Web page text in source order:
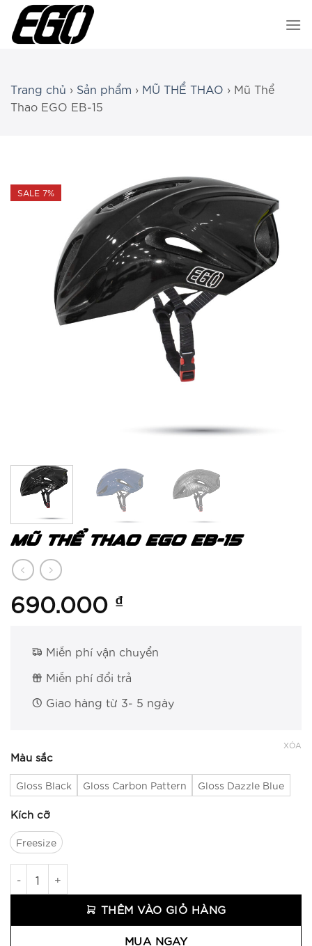
Chuyển
đến
nội
Trang chủ › Sản phẩm › MŨ THỂ THAO › Mũ Thể
Thao EGO EB-15
SALE 7%
MŨ THỂ THAO EGO EB-15
690.000 ₫
Miễn phí vận chuyển
Miễn phí đổi trả
Giao hàng từ 3- 5 ngày
Màu sắc
Gloss Black Gloss Carbon Pattern Gloss Dazzle Blue
Kích cỡ
Freesize
XÓA
THÊM VÀO GIỎ HÀNG
MUA NGAY